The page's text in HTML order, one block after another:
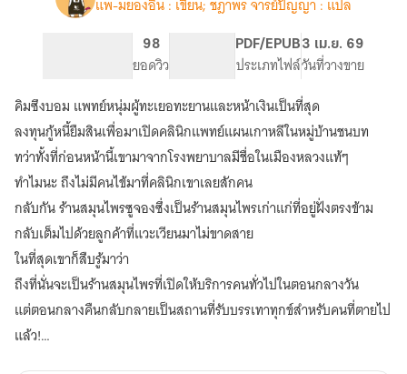
รักษา
คลินิก
คน
กลาง
คืน
รักษา
ผี
แพ-มยองอึน : เขียน; ชฎาพร จารย์ปัญญา : แปล
98
ยอดวิว
PDF/EPUB
ประเภทไฟล์
3 เม.ย. 69
วันที่วางขาย
คิมซึงบอม แพทย์หนุ่มผู้ทะเยอทะยานและหน้าเงินเป็นที่สุด
ลงทุนกู้หนี้ยืมสินเพื่อมาเปิดคลินิกแพทย์แผนเกาหลีในหมู่บ้านชนบท
ทว่าทั้งที่ก่อนหน้านี้เขามาจากโรงพยาบาลมีชื่อในเมืองหลวงแท้ๆ
ทำไมนะ ถึงไม่มีคนไข้มาที่คลินิกเขาเลยสักคน
กลับกัน ร้านสมุนไพรซูจองซึ่งเป็นร้านสมุนไพรเก่าแก่ที่อยู่ฝั่งตรงข้าม
กลับเต็มไปด้วยลูกค้าที่แวะเวียนมาไม่ขาดสาย
ในที่สุดเขาก็สืบรู้มาว่า
ถึงที่นั่นจะเป็นร้านสมุนไพรที่เปิดให้บริการคนทั่วไปในตอนกลางวัน
แต่ตอนกลางคืนกลับกลายเป็นสถานที่รับบรรเทาทุกข์สำหรับคนที่ตายไป
แล้ว!